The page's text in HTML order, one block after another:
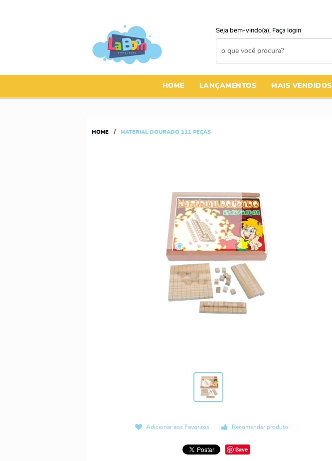
Seja bem-vindo(a), Faça login
HOME LANÇAMENTOS MAIS VENDIDOS
HOME MATERIAL DOURADO 111 PEÇAS
Adicionar aos Favoritos Recomendar produto
Save